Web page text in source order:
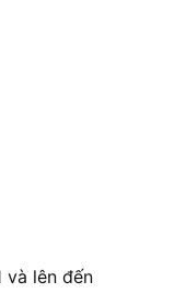
và lên đến